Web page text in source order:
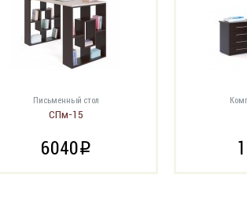
Письменный стол
СПм-15
6040i